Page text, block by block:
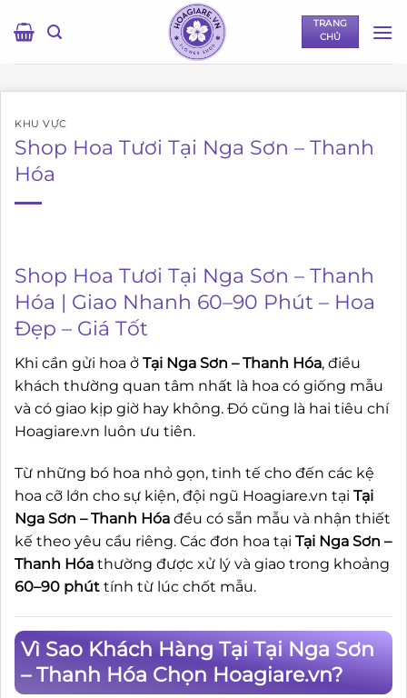
qua
TRANG
CHỦ
KHU VỰC
Shop Hoa Tươi Tại Nga Sơn – Thanh
Hóa
Shop Hoa Tươi Tại Nga Sơn – Thanh
Hóa | Giao Nhanh 60–90 Phút – Hoa
Đẹp – Giá Tốt
Khi cần gửi hoa ở Tại Nga Sơn – Thanh Hóa, điều
khách thường quan tâm nhất là hoa có giống mẫu
và có giao kịp giờ hay không. Đó cũng là hai tiêu chí
Hoagiare.vn luôn ưu tiên.
Từ những bó hoa nhỏ gọn, tinh tế cho đến các kệ
hoa cỡ lớn cho sự kiện, đội ngũ Hoagiare.vn tại Tại
Nga Sơn – Thanh Hóa đều có sẵn mẫu và nhận thiết
kế theo yêu cầu riêng. Các đơn hoa tại Tại Nga Sơn –
Thanh Hóa thường được xử lý và giao trong khoảng
60–90 phút tính từ lúc chốt mẫu.
Vì Sao Khách Hàng Tại Tại Nga Sơn
– Thanh Hóa Chọn Hoagiare.vn?